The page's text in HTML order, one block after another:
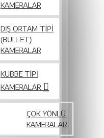
KAMERALAR
DIŞ ORTAM TIPI
(BULLET)
KAMERALAR
KUBBE TIPI
KAMERALAR
ÇOK YÖNLÜ
KAMERALAR